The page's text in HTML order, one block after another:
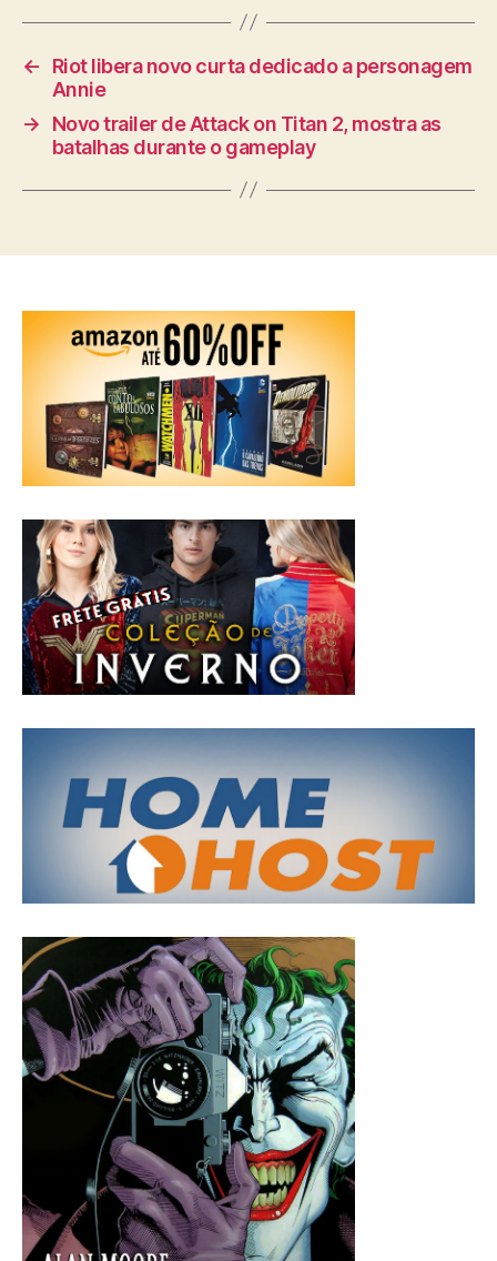
←
Riot libera novo curta dedicado a personagem
Annie
→
Novo trailer de Attack on Titan 2, mostra as
batalhas durante o gameplay